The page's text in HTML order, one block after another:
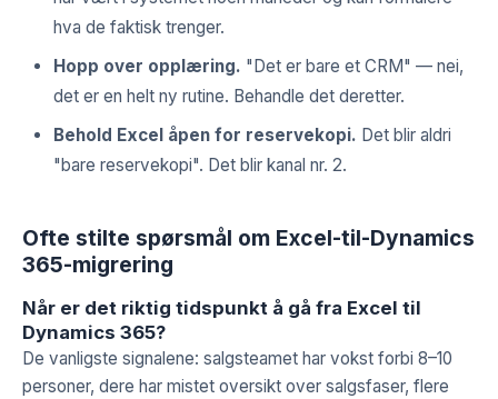
hva de faktisk trenger.
Hopp over opplæring. "Det er bare et CRM" — nei,
det er en helt ny rutine. Behandle det deretter.
Behold Excel åpen for reservekopi. Det blir aldri
"bare reservekopi". Det blir kanal nr. 2.
Ofte stilte spørsmål om Excel-til-Dynamics
365-migrering
Når er det riktig tidspunkt å gå fra Excel til
Dynamics 365?
De vanligste signalene: salgsteamet har vokst forbi 8–10
personer, dere har mistet oversikt over salgsfaser, flere